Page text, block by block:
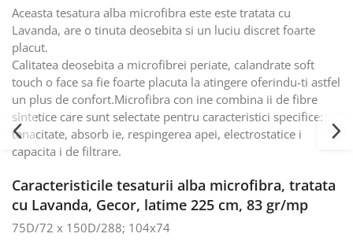
Aceasta tesatura alba microfibra este este tratata cu
Lavanda, are o tinuta deosebita si un luciu discret foarte
placut.
Calitatea deosebita a microfibrei periate, calandrate soft
touch o face sa fie foarte placuta la atingere oferindu-ti astfel
un plus de confort.Microfibra con ine combina ii de fibre
sintetice care sunt selectate pentru caracteristici specifice:
tenacitate, absorb ie, respingerea apei, electrostatice i
capacita i de filtrare.
Caracteristicile tesaturii alba microfibra, tratata
cu Lavanda, Gecor, latime 225 cm, 83 gr/mp
75D/72 x 150D/288; 104x74